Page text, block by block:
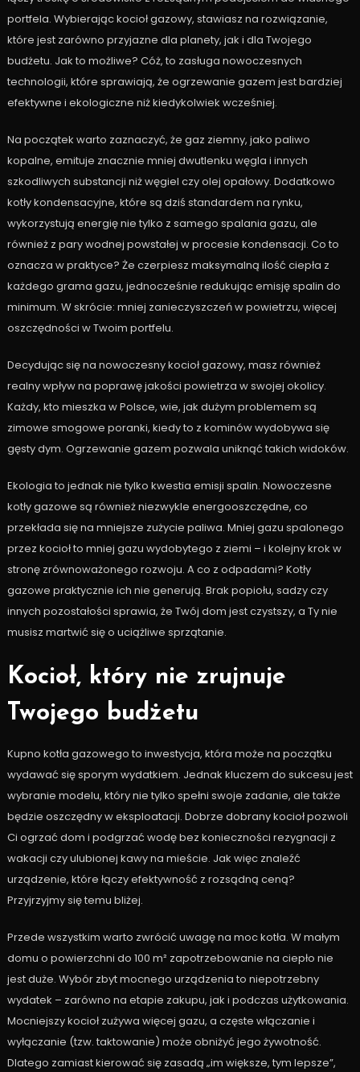
portfela. Wybierając kocioł gazowy, stawiasz na rozwiązanie,
które jest zarówno przyjazne dla planety, jak i dla Twojego
budżetu. Jak to możliwe? Cóż, to zasługa nowoczesnych
technologii, które sprawiają, że ogrzewanie gazem jest bardziej
efektywne i ekologiczne niż kiedykolwiek wcześniej.
Na początek warto zaznaczyć, że gaz ziemny, jako paliwo
kopalne, emituje znacznie mniej dwutlenku węgla i innych
szkodliwych substancji niż węgiel czy olej opałowy. Dodatkowo
kotły kondensacyjne, które są dziś standardem na rynku,
wykorzystują energię nie tylko z samego spalania gazu, ale
również z pary wodnej powstałej w procesie kondensacji. Co to
oznacza w praktyce? Że czerpiesz maksymalną ilość ciepła z
każdego grama gazu, jednocześnie redukując emisję spalin do
minimum. W skrócie: mniej zanieczyszczeń w powietrzu, więcej
oszczędności w Twoim portfelu.
Decydując się na nowoczesny kocioł gazowy, masz również
realny wpływ na poprawę jakości powietrza w swojej okolicy.
Każdy, kto mieszka w Polsce, wie, jak dużym problemem są
zimowe smogowe poranki, kiedy to z kominów wydobywa się
gęsty dym. Ogrzewanie gazem pozwala uniknąć takich widoków.
Ekologia to jednak nie tylko kwestia emisji spalin. Nowoczesne
kotły gazowe są również niezwykle energooszczędne, co
przekłada się na mniejsze zużycie paliwa. Mniej gazu spalonego
przez kocioł to mniej gazu wydobytego z ziemi – i kolejny krok w
stronę zrównoważonego rozwoju. A co z odpadami? Kotły
gazowe praktycznie ich nie generują. Brak popiołu, sadzy czy
innych pozostałości sprawia, że Twój dom jest czystszy, a Ty nie
musisz martwić się o uciążliwe sprzątanie.
Kocioł, który nie zrujnuje
Twojego budżetu
Kupno kotła gazowego to inwestycja, która może na początku
wydawać się sporym wydatkiem. Jednak kluczem do sukcesu jest
wybranie modelu, który nie tylko spełni swoje zadanie, ale także
będzie oszczędny w eksploatacji. Dobrze dobrany kocioł pozwoli
Ci ogrzać dom i podgrzać wodę bez konieczności rezygnacji z
wakacji czy ulubionej kawy na mieście. Jak więc znaleźć
urządzenie, które łączy efektywność z rozsądną ceną?
Przyjrzyjmy się temu bliżej.
Przede wszystkim warto zwrócić uwagę na moc kotła. W małym
domu o powierzchni do 100 m² zapotrzebowanie na ciepło nie
jest duże. Wybór zbyt mocnego urządzenia to niepotrzebny
wydatek – zarówno na etapie zakupu, jak i podczas użytkowania.
Mocniejszy kocioł zużywa więcej gazu, a częste włączanie i
wyłączanie (tzw. taktowanie) może obniżyć jego żywotność.
Dlatego zamiast kierować się zasadą „im większe, tym lepsze”,